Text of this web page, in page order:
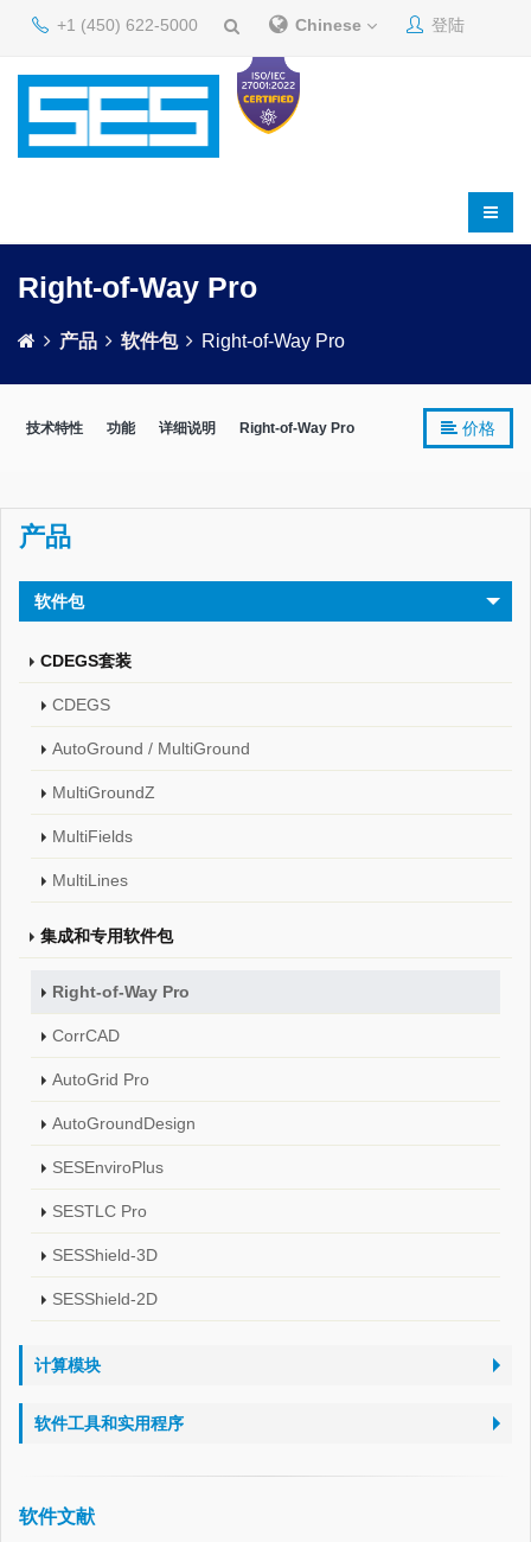
+1 (450) 622-5000 Chinese 登陆
Right-of-Way Pro
产品 软件包 Right-of-Way Pro
价格
技术特性 功能 详细说明 Right-of-Way Pro
产品
软件包
CDEGS套装
CDEGS
AutoGround / MultiGround
MultiGroundZ
MultiFields
MultiLines
集成和专用软件包
Right-of-Way Pro
CorrCAD
AutoGrid Pro
AutoGroundDesign
SESEnviroPlus
SESTLC Pro
SESShield-3D
SESShield-2D
计算模块
软件工具和实用程序
软件文献